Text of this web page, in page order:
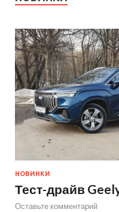
НОВИНКИ
Тест-драйв
Оставьте комментарий